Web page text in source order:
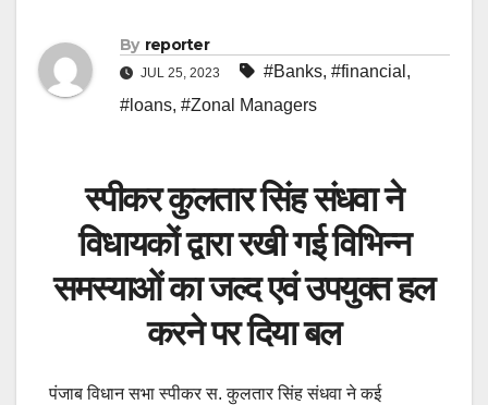
By reporter
JUL 25, 2023 #Banks, #financial ,
#loans, #Zonal Managers
स्पीकर कुलतार सिंह संधवा ने
विधायकों द्वारा रखी गई विभिन्न
समस्याओं का जल्द एवं उपयुक्त हल
करने पर दिया बल
पंजाब विधान सभा स्पीकर स. कुलतार सिंह संधवा ने कई